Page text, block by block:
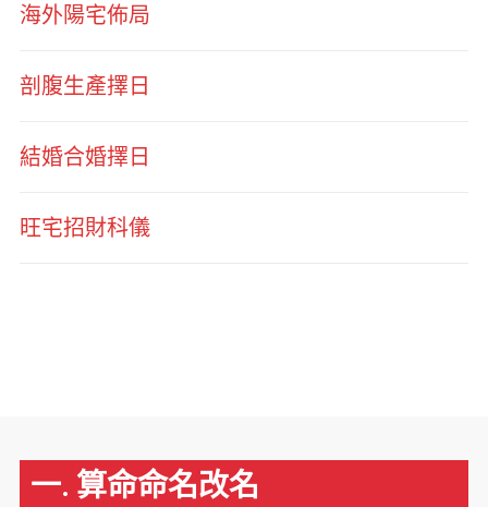
海外陽宅佈局
剖腹生產擇日
結婚合婚擇日
旺宅招財科儀
一. 算命命名改名